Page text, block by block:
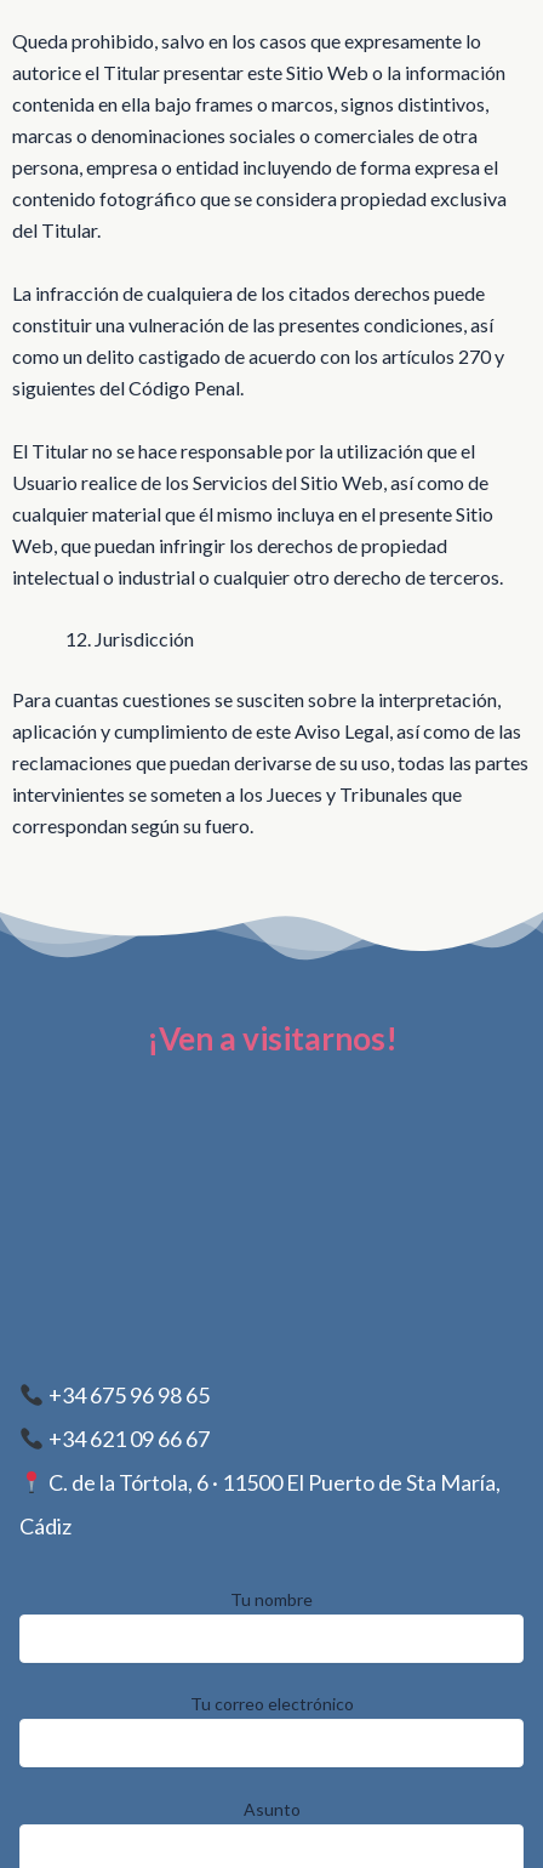
Queda prohibido, salvo en los casos que expresamente lo
autorice el Titular presentar este Sitio Web o la información
contenida en ella bajo frames o marcos, signos distintivos,
marcas o denominaciones sociales o comerciales de otra
persona, empresa o entidad incluyendo de forma expresa el
contenido fotográfico que se considera propiedad exclusiva
del Titular.
La infracción de cualquiera de los citados derechos puede
constituir una vulneración de las presentes condiciones, así
como un delito castigado de acuerdo con los artículos 270 y
siguientes del Código Penal.
El Titular no se hace responsable por la utilización que el
Usuario realice de los Servicios del Sitio Web, así como de
cualquier material que él mismo incluya en el presente Sitio
Web, que puedan infringir los derechos de propiedad
intelectual o industrial o cualquier otro derecho de terceros.
Jurisdicción
Para cuantas cuestiones se susciten sobre la interpretación,
aplicación y cumplimiento de este Aviso Legal, así como de las
reclamaciones que puedan derivarse de su uso, todas las partes
intervinientes se someten a los Jueces y Tribunales que
correspondan según su fuero.
¡Ven a visitarnos!
+34 675 96 98 65
+34 621 09 66 67
C. de la Tórtola, 6 · 11500 El Puerto de Sta María,
Cádiz
Tu nombre
Tu correo electrónico
Asunto